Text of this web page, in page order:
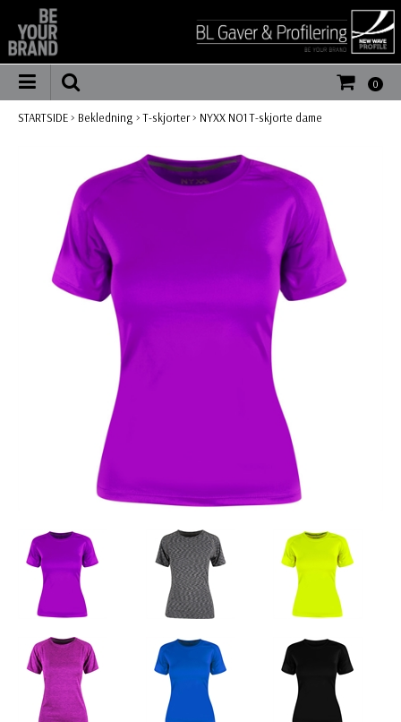
0
STARTSIDE> Bekledning >T-skjorter> NYXX NO1 T-skjorte dame